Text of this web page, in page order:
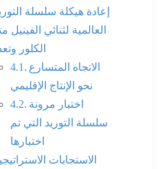
إعادة هيكلة سلسلة التوريد
العالمية لثنائي الفينيل متعدد
الكلور وتعديلها
الاتجاه المتسارع
نحو الإنتاج الإقليمي
اختبار مرونة
سلسلة التوريد التي تم
اختبارها
الاستجابات الاستراتيجية